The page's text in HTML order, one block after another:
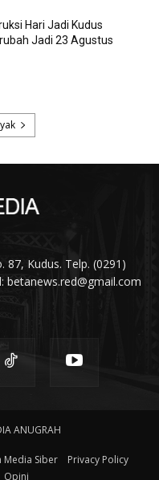
87, Kudus. Telp. (0291)
betanews.red@gmail.com
ANUGRAH
Media Siber
Privacy Policy
Opini